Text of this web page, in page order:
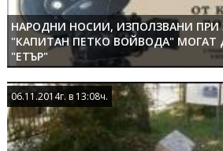
НАРОДНИ НОСИИ, ИЗПОЛЗВАНИ ПРИ
"КАПИТАН ПЕТКО ВОЙВОДА" МОГАТ
"ЕТЪР"
06.11.2014г. в 13:08ч.
06.11.2014г. в 13:08ч.